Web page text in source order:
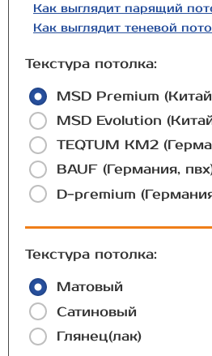
Как выглядит парящий
Как выглядит теневой
Текстура потолка:
MSD Premium
MSD Evolution
TEQTUM КМ2
BAUF (Германия,
D-premium
Текстура потолка:
Матовый
Сатиновый
Глянец(лак)